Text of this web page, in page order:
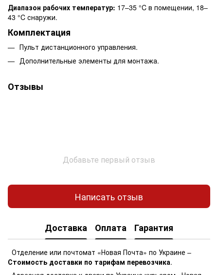
Диапазон рабочих температур: 17–35 °C в помещении, 18–
43 °C снаружи.
Комплектация
Пульт дистанционного управления.
Дополнительные элементы для монтажа.
Отзывы
Добавьте первый отзыв
Написать отзыв
Доставка Оплата Гарантия
Отделение или почтомат «Новая Почта» по Украине –
Стоимость доставки по тарифам перевозчика.